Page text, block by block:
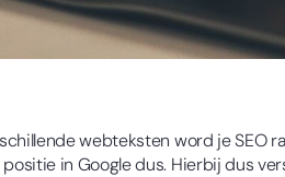
webteksten word je
in Google dus. Hierbij dus